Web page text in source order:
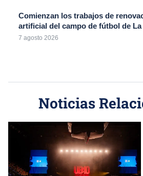
Comienzan los trabajos de
artificial del campo de fútbol de La
7 agosto 2026
Noticias